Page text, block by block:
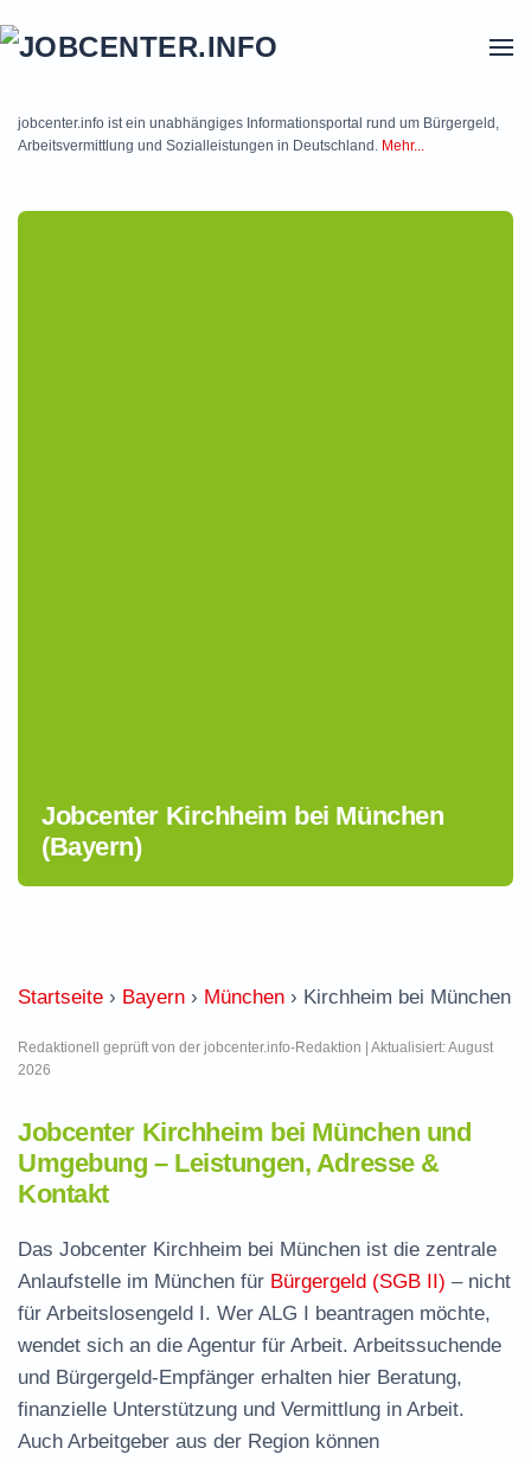
jobcenter.info ist ein unabhängiges Informationsportal rund um Bürgergeld,
Arbeitsvermittlung und Sozialleistungen in Deutschland. Mehr...
Jobcenter Kirchheim bei München
(Bayern)
Startseite › Bayern › München › Kirchheim bei München
Redaktionell geprüft von der jobcenter.info-Redaktion | Aktualisiert: August
2026
Jobcenter Kirchheim bei München und
Umgebung – Leistungen, Adresse &
Kontakt
Das Jobcenter Kirchheim bei München ist die zentrale
Anlaufstelle im München für Bürgergeld (SGB II) – nicht
für Arbeitslosengeld I. Wer ALG I beantragen möchte,
wendet sich an die Agentur für Arbeit. Arbeitssuchende
und Bürgergeld-Empfänger erhalten hier Beratung,
finanzielle Unterstützung und Vermittlung in Arbeit.
Auch Arbeitgeber aus der Region können